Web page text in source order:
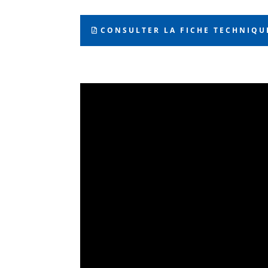
CONSULTER LA FICHE